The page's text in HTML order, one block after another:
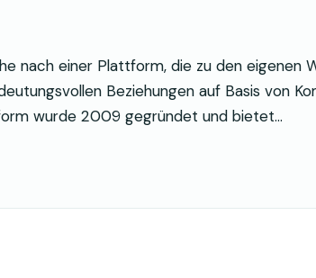
nach einer Plattform, die zu den
Beziehungen auf Basis von
wurde 2009 gegründet und bietet…